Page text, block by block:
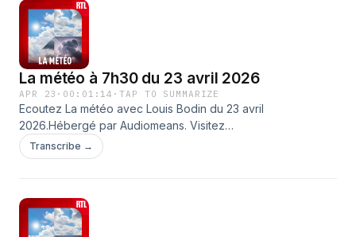
La météo à 7h30 du 23 avril 2026
APR 23 · 00:01:14 ·TAP TO SUMMARIZE
Ecoutez La météo avec Louis Bodin du 23 avril
2026.Hébergé par Audiomeans. Visitez
audiomeans.fr/politique-de-confidentialite pour plus
d'informations.
Transcribe →